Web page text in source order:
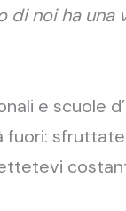
noi ha una
e scuole